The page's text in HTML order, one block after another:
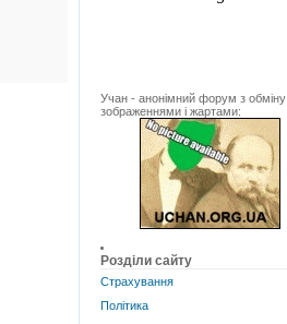
Учан - анонімний форум з обміну
зображеннями і жартами:
Розділи сайту
Страхування
Політика